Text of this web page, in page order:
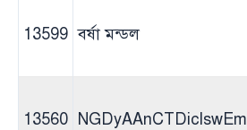
13599 বর্ষা মন্ডল
13560 NGDyAAnCTDicIswEm